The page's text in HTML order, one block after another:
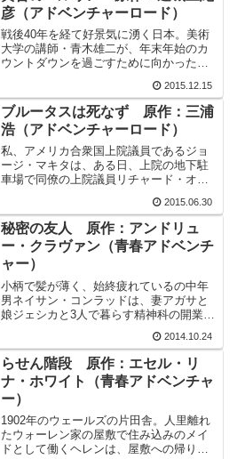
航空はこの101便の運航に、同社切っての
ベテランパイロットであるビーミッシュ
機長を始めとする3人の機長資格を持つパ
イロットと練達の航空機関士を配し万全
の体制を敷いた。しかし、機関士のタッ
あった。ひとつは、貨物室に積まれた靴
箱くらいの200個の箱。積み込みの手筈が
如何にも不自然だった。そして、もう一
つは、DC-10に3基搭載されているエンジ
ンのうちの1基である第3エンジンの調
子。「第3エンジンは慢性的に温度上昇の
傾向にあり。燃料制御装置を交換。試運
転の結果はOK」直前の整備状況を示す航
空日誌にはこのように書かれていたのだ
が…
彦（アドベンチャーロード）
戦後40年を経て好景気に湧く日本。美術
大学の講師・青木雄二が、年末年始のカ
ウントダウンを過ごすために向かったホ
ではなく、エルザという見知らぬ外国人
女性だった。外国人に間違えられる容姿
を持った日本人の男と、日本人と遜色な
い日本語を話すドイツ女との出会い。女
は男に謎めいた言葉を伝える。「私はあ
なたを必要としている」「貴方の描いた
『ひなげし』という絵に描かれている女
知っている」やがて男の前に現れ始める
ネオナチの影。ふたりの出逢いは一体、
何の始まりなのか。
2015.12.15
ブルータスは死なず 原作：三浦
浩（アドベンチャーロード）
私、アメリカ合衆国上院議員であるジョ
ージ・マキタは、ある日、上院の地下駐
車場で同僚の上院議員リチャード・オコ
は次期大統領選挙に出馬が噂されている
有力議員だ。彼は言う。「私のランニン
グパートナーになって欲しい。はっきり
言おう。私が大統領で君が副大統領だ。
私と一緒にナショナルチケットを買わな
いか？」彼は、この日系人ジョージ・マ
キタに副大統領候補になって欲しいとい
うのか。初めて上院議員になったときに
感じた戦慄が、再び私の身体を駆け抜け
た。自分は副大統領になっても、いやそ
れ以上になってもおかしくない人間なの
だ。そう、合衆国の歴史には副大統領か
ら大統領になった人間も大勢いるのだか
ら…
2015.06.30
秘密の友人 原作：アンドリュ
ー・クラヴァン（青春アドベンチ
ャー）
小柄で髪が薄く、始終疲れているの中年
男ネイサン・コンラッドは、妻アガサと
娘ジェシカと3人で暮らす精神科の開業医
サクスの押しの強さに負けて、殺人容疑
者の娘・エリザベスを診察することにな
る。エリザベスは信じられないほどの怪
力で男を殺したのだという。しかし、実
際に会ってみたエリザベスは、緑色の
瞳、黄金の髪、そして白い肌を持つ、ま
るで天使のように美しい女性であった。
そして、診察を始めたネイサンに対して
2014.10.24
らせん階段 原作：エセル・リ
ナ・ホワイト（青春アドベンチャ
ー）
1902年のウェールズの片田舎。人里離れ
たウォーレン家の屋敷で住み込みのメイ
ドとして働くヘレンは、屋敷への帰り